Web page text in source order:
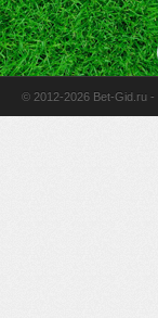
© 2012-2026 Bet-Gid.ru -